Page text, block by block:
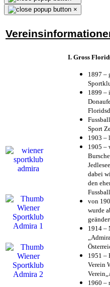
×
I. Gross
1897 –
1899 –
Sport
1903 –
1905 –
dabei
den
von
wurde
1914 –
1951 –
Verein
1960 –